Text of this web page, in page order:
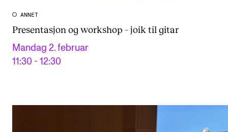
ANNET
Presentasjon og workshop – joik til gitar
Mandag 2. februar
11:30 - 12:30